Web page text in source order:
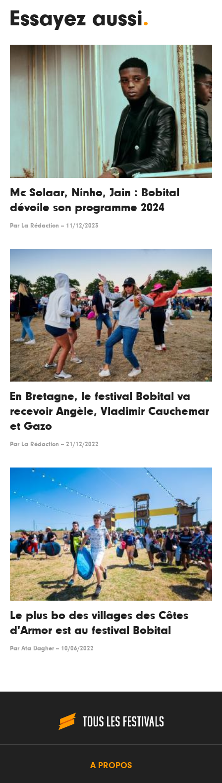
Essayez aussi.
Mc Solaar, Ninho, Jain : Bobital
dévoile son programme 2024
Par La Rédaction -- 11/12/2023
En Bretagne, le festival Bobital va
recevoir Angèle, Vladimir Cauchemar
et Gazo
Par La Rédaction -- 21/12/2022
Le plus bo des villages des Côtes
d'Armor est au festival Bobital
Par Ata Dagher -- 10/06/2022
A PROPOS